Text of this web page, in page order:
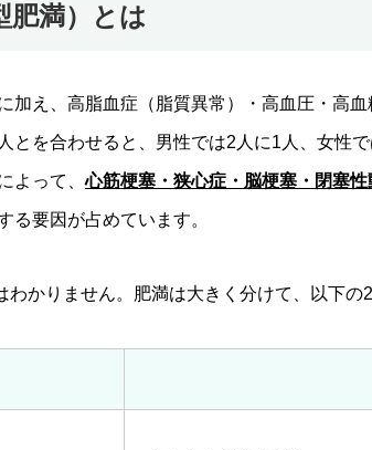
肥満）とは
加え、高脂血症（脂質異常）・高血圧・高
を合わせると、男性では2人に1人、女性
よって、心筋梗塞・狭心症・脳梗塞・閉塞
る要因が占めています。
かりません。肥満は大きく分けて、以下の